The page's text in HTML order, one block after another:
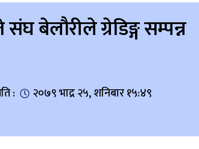
बेलौरीले ग्रेडिङ्ग सम्पन्न
: २०७९ भाद्र २५, शनिबार १५:४९